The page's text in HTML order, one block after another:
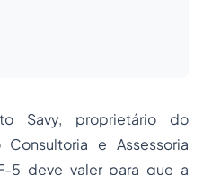
Savy, proprietário do
e Assessoria
5 deve valer para que a